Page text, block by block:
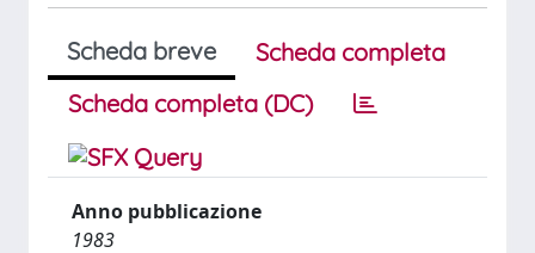
Scheda breve
Scheda completa
Scheda completa (DC)
Anno pubblicazione
1983